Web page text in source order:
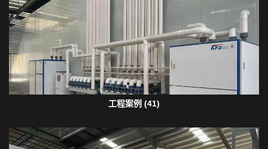
工程案例 (41)